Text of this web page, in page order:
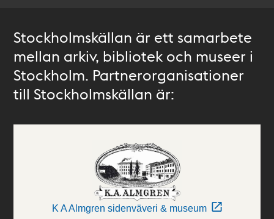
Stockholmskällan är ett samarbete
mellan arkiv, bibliotek och museer i
Stockholm. Partnerorganisationer
till Stockholmskällan är:
K A Almgren sidenväveri & museum